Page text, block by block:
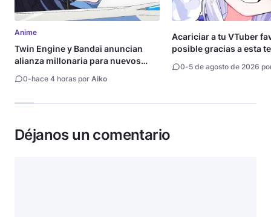
Anime
Twin Engine y Bandai anuncian
alianza millonaria para nuevos
0-hace 4 horas por Aiko
Acariciar a tu VTuber
posible gracias a esta
0-5 de agosto de 2026
Déjanos un comentario